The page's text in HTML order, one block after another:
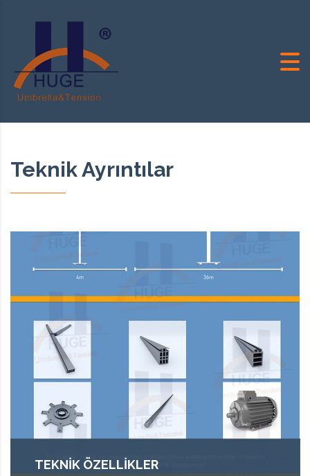
Teknik Ayrıntılar
TEKNIK ÖZELLIKLER